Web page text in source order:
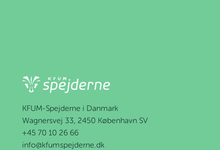
KFUM-Spejderne i Danmark
Wagnersvej 33, 2450 København SV
+45 70 10 26 66
info@kfumspejderne.dk